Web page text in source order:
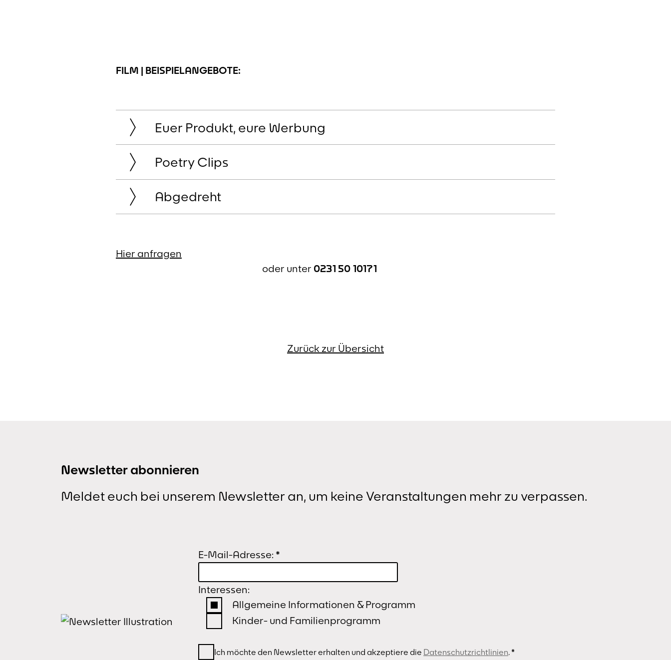
FILM | BEISPIELANGEBOTE:
Euer Produkt, eure Werbung
Poetry Clips
Abgedreht
Hier anfragen
oder unter 0231 50 10171
Zurück zur Übersicht
Newsletter abonnieren
Meldet euch bei unserem Newsletter an, um keine Veranstaltungen mehr zu verpassen.
E-Mail-Adresse: *
Interessen:
Allgemeine Informationen & Programm
Kinder- und Familienprogramm
Ich möchte den Newsletter erhalten und akzeptiere die Datenschutzrichtlinien.*